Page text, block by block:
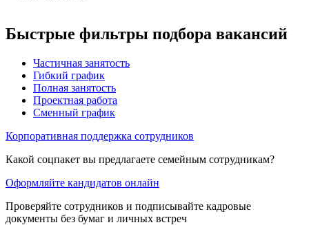
Быстрые фильтры подбора вакансий
Частичная занятость
Гибкий график
Полная занятость
Проектная работа
Сменный график
Корпоративная поддержка сотрудников
Какой соцпакет вы предлагаете семейным сотрудникам?
Оформляйте кандидатов онлайн
Проверяйте сотрудников и подписывайте кадровые
документы без бумаг и личных встреч